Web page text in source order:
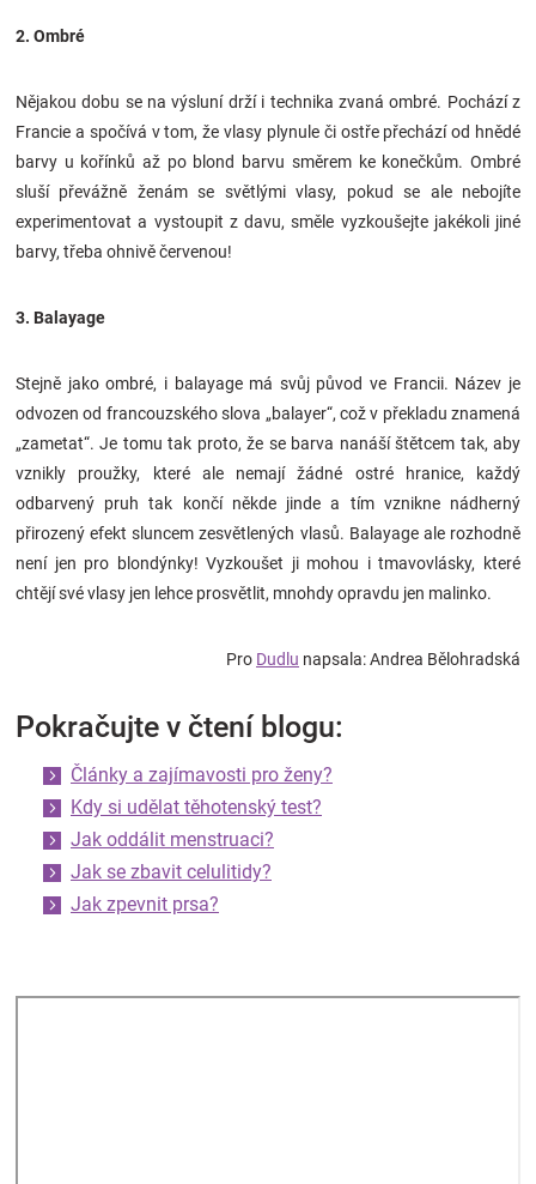
2. Ombré
Nějakou dobu se na výsluní drží i technika zvaná ombré. Pochází z
Francie a spočívá v tom, že vlasy plynule či ostře přechází od hnědé
barvy u kořínků až po blond barvu směrem ke konečkům. Ombré
sluší převážně ženám se světlými vlasy, pokud se ale nebojíte
experimentovat a vystoupit z davu, směle vyzkoušejte jakékoli jiné
barvy, třeba ohnivě červenou!
3. Balayage
Stejně jako ombré, i balayage má svůj původ ve Francii. Název je
odvozen od francouzského slova „balayer“, což v překladu znamená
„zametat“. Je tomu tak proto, že se barva nanáší štětcem tak, aby
vznikly proužky, které ale nemají žádné ostré hranice, každý
odbarvený pruh tak končí někde jinde a tím vznikne nádherný
přirozený efekt sluncem zesvětlených vlasů. Balayage ale rozhodně
není jen pro blondýnky! Vyzkoušet ji mohou i tmavovlásky, které
chtějí své vlasy jen lehce prosvětlit, mnohdy opravdu jen malinko.
Pro Dudlu napsala: Andrea Bělohradská
Pokračujte v čtení blogu:
Články a zajímavosti pro ženy?
Kdy si udělat těhotenský test?
Jak oddálit menstruaci?
Jak se zbavit celulitidy?
Jak zpevnit prsa?